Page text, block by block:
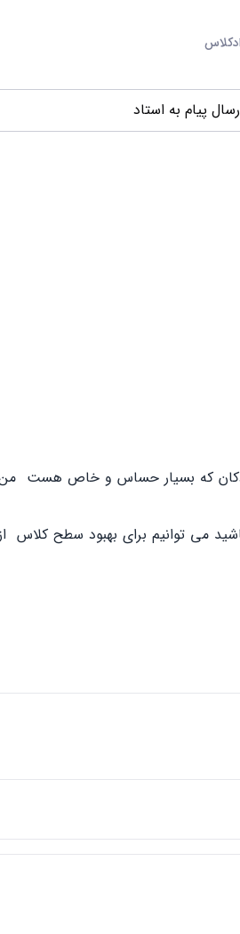
پیام به استاد
کودکان که بسیار حساس و خاص هست
می توانیم برای بهبود سطح کلاس